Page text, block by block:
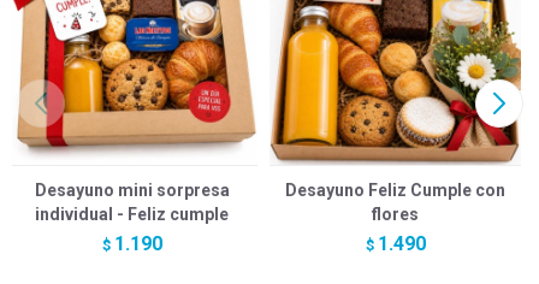
Desayuno mini sorpresa
individual - Feliz cumple
$ 1.190
Desayuno Feliz Cumple con
flores
$ 1.490